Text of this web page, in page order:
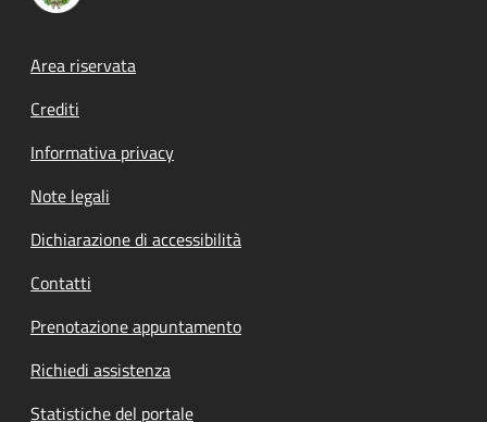
Footer menu
Area riservata
Crediti
Informativa privacy
Note legali
Dichiarazione di accessibilità
Contatti
Prenotazione appuntamento
Richiedi assistenza
Statistiche del portale